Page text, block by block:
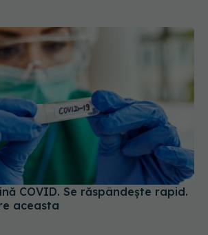
COVID. Se răspândește rapid.
aceasta